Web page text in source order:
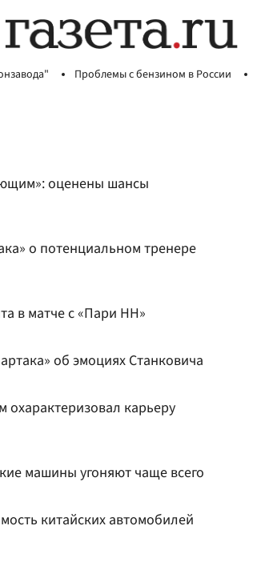
Проблемы с бензином в России
оценены шансы
о потенциальном тренере
в матче с «Пари НН»
об эмоциях Станковича
охарактеризовал карьеру
машины угоняют чаще всего
китайских автомобилей